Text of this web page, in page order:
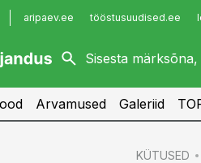
aripaev.ee tööstusuudised.ee
imelineajalugu.ee
Arvamused Galeriid
KÜTUSED